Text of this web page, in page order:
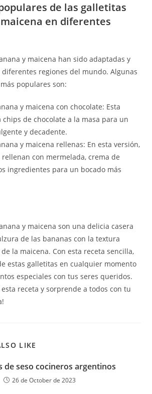
de las galletitas
en diferentes
y maicena han sido adaptadas y
regiones del mundo. Algunas
populares son:
y maicena con chocolate: Esta
chips de chocolate a la masa para un
y decadente.
y maicena rellenas: En esta versión,
con mermelada, crema de
ingredientes para un bocado más
y maicena son una delicia casera
de las bananas con la textura
la maicena. Con esta receta sencilla,
estas galletitas en cualquier momento
especiales con tus seres queridos.
receta y sorprende a todos con tu
LIKE
de seso cocineros argentinos
26 de October de 2023